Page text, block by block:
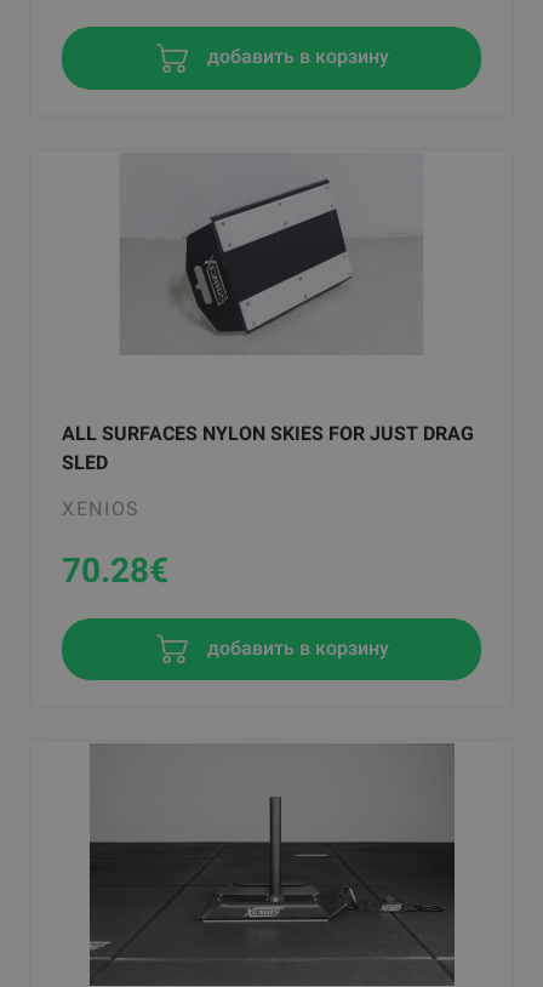
добавить в корзину
ALL SURFACES NYLON SKIES FOR JUST DRAG
SLED
XENIOS
70.28€
добавить в корзину